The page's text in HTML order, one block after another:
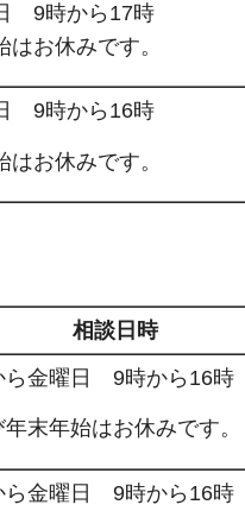
9時から17時
お休みです。
9時から16時
お休みです。
相談日時
ら金曜日 9時から16時
末年始はお休みです。
ら金曜日 9時から16時